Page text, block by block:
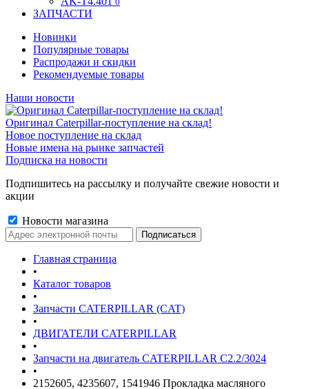
ЗАПЧАСТИ
Новинки
Популярные товары
Распродажи и скидки
Рекомендуемые товары
Наши новости
Оригинал Caterpillar-поступление на склад!
Новое поступление на склад
Новые имена на рынке запчастей
Подписка на новости
Подпишитесь на рассылку и получайте свежие новости и
акции
Новости магазина
Главная страница
•
Каталог товаров
•
Запчасти CATERPILLAR (CAT)
•
ДВИГАТЕЛИ CATERPILLAR
•
Запчасти на двигатель CATERPILLAR С2.2/3024
•
2152605, 4235607, 1541946 Прокладка масляного